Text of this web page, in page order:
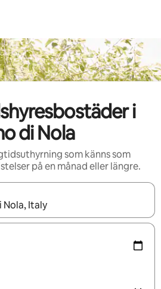
i
di Nola
som känns som
på en månad eller längre.
är tillgängliga kan du navigera med